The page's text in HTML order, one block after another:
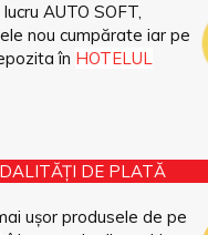
AUTO SOFT,
nou cumpărate iar pe
în HOTELUL
DE PLATĂ
ușor produsele de pe